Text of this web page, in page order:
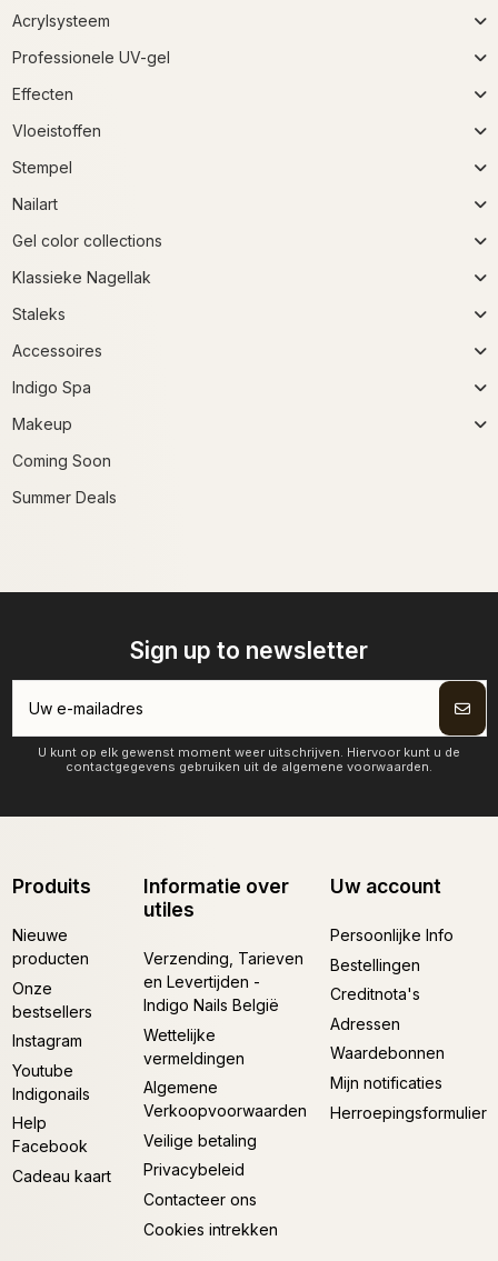
Acrylsysteem
Professionele UV-gel
Effecten
Vloeistoffen
Stempel
Nailart
Gel color collections
Klassieke Nagellak
Staleks
Accessoires
Indigo Spa
Makeup
Coming Soon
Summer Deals
Sign up to newsletter
U kunt op elk gewenst moment weer uitschrijven. Hiervoor kunt u de
contactgegevens gebruiken uit de algemene voorwaarden.
Produits
Nieuwe
producten
Onze
bestsellers
Instagram
Youtube
Indigonails
Help
Facebook
Cadeau kaart
Informatie over
utiles
Verzending, Tarieven
en Levertijden -
Indigo Nails België
Wettelijke
vermeldingen
Algemene
Verkoopvoorwaarden
Veilige betaling
Privacybeleid
Contacteer ons
Cookies intrekken
Uw account
Persoonlijke Info
Bestellingen
Creditnota's
Adressen
Waardebonnen
Mijn notificaties
Herroepingsformulier